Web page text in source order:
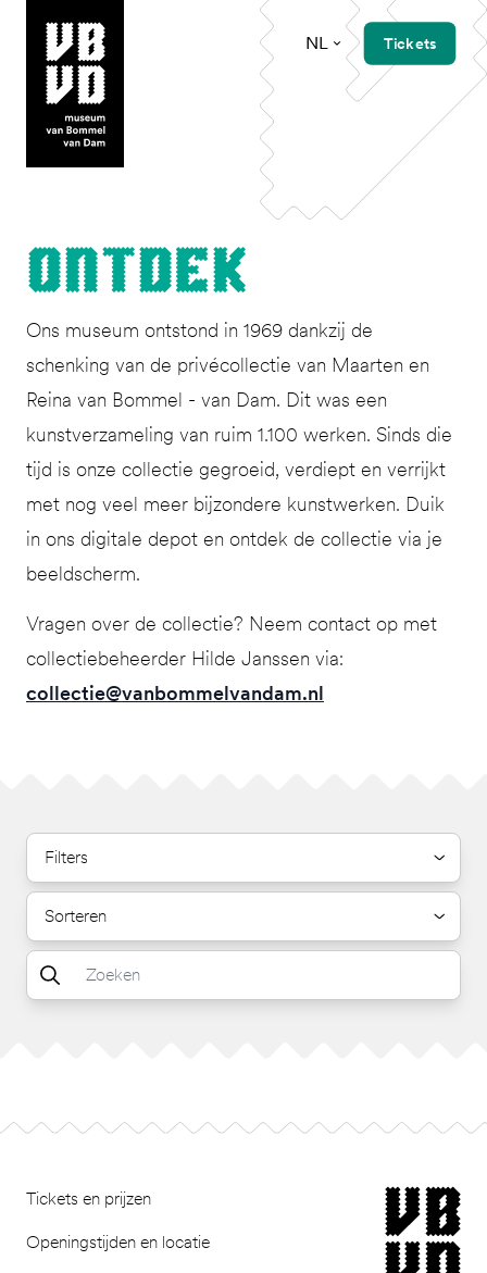
museum van Bommel van Dam
NL Tickets
Ont­dek
Ons museum ontstond in 1969 dankzij de
schenking van de privécollectie van Maarten en
Reina van Bommel - van Dam. Dit was een
kunstverzameling van ruim 1.100 werken. Sinds die
tijd is onze collectie gegroeid, verdiept en verrijkt
met nog veel meer bijzondere kunstwerken. Duik
in ons digitale depot en ontdek de collectie via je
beeldscherm.
Vragen over de collectie? Neem contact op met
collectiebeheerder Hilde Janssen via:
collectie@vanbommelvandam.nl
Filters
Sorteren
Tickets en prijzen
Openingstijden en locatie
museum van